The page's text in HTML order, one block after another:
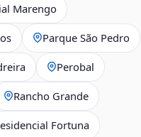
Marengo
Parque São Pedro
Perobal
Rancho Grande
Fortuna